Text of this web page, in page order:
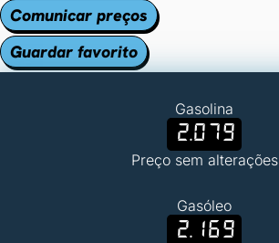
Comunicar preços
Guardar favorito
Gasolina
2.079
Preço sem alterações
Gasóleo
2.169